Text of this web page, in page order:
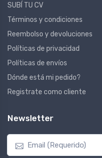
SUBÍ TU CV
Términos y condiciones
Reembolso y devoluciones
Políticas de privacidad
Políticas de envíos
Dónde está mi pedido?
Registrate como cliente
Newsletter